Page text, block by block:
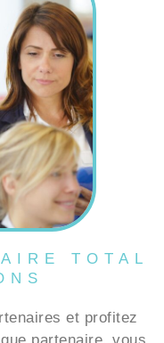
TOTAL
partenaire, vous
l’ensemble de nos